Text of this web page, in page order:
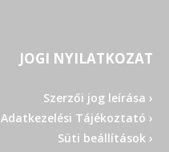
JOGI NYILATKOZAT
Szerzői jog leírása ›
Adatkezelési Tájékoztató ›
Süti beállítások ›